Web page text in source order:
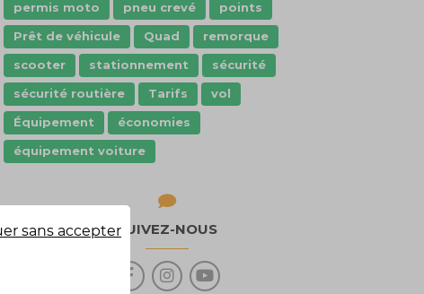
permis moto
pneu crevé
points
Prêt de véhicule
Quad
remorque
scooter
stationnement
sécurité
sécurité routière
Tarifs
vol
Équipement
économies
équipement voiture
SUIVEZ-NOUS
sans accepter